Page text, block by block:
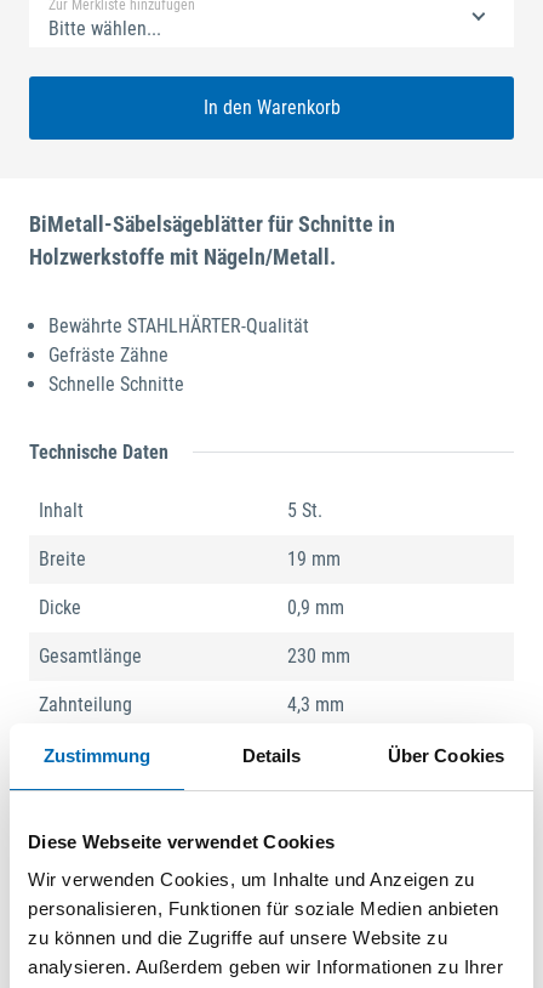
Zustimmung Details Über Cookies
Diese Webseite verwendet Cookies
Wir verwenden Cookies, um Inhalte und Anzeigen zu
personalisieren, Funktionen für soziale Medien anbieten
zu können und die Zugriffe auf unsere Website zu
analysieren. Außerdem geben wir Informationen zu Ihrer
Zur Merkliste hinzufügen
Bitte wählen...
In den Warenkorb
BiMetall-Säbelsägeblätter für Schnitte in
Holzwerkstoffe mit Nägeln/Metall.
Bewährte STAHLHÄRTER-Qualität
Gefräste Zähne
Schnelle Schnitte
Technische Daten
Inhalt 5 St.
Breite 19 mm
Dicke 0,9 mm
Gesamtlänge 230 mm
Zahnteilung 4,3 mm
Zahnteilung (TPI) 6 Zähne pro Zoll
Produktbeschreibung
Referenz: entspricht Bosch S 1111 DF. Material: BiMetall,
Zähne gefräst, Zahnung geschränkt. Einsatzbereich: